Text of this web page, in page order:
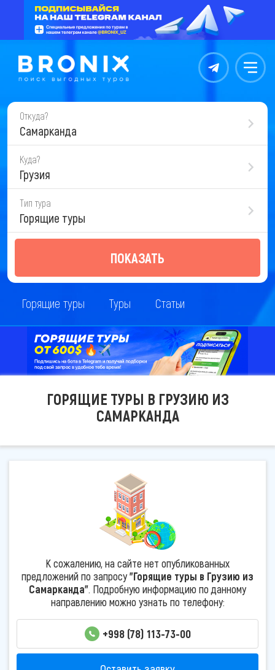
Контакты Меню
Откуда?
Самарканда
Куда?
Грузия
Тип тура
Горящие туры
ПОКАЗАТЬ
Горящие туры Туры Статьи
ГОРЯЩИЕ ТУРЫ В ГРУЗИЮ ИЗ
САМАРКАНДА
К сожалению, на сайте нет опубликованных
предложений по запросу"Горящие туры в Грузию из
Самарканда". Подробную информацию по данному
направлению можно узнать по телефону:
+998 (78) 113-73-00